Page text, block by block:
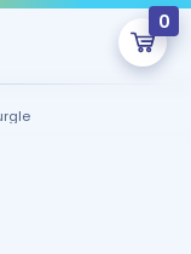
0
eğitim seni